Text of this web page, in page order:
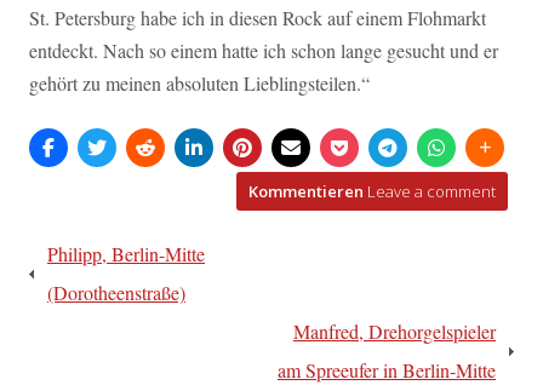
St. Petersburg habe ich in diesen Rock auf einem Flohmarkt
entdeckt. Nach so einem hatte ich schon lange gesucht und er
gehört zu meinen absoluten Lieblingsteilen.“
Kommentieren Leave a comment
Beitragsnavigation
Philipp, Berlin-Mitte
(Dorotheenstraße)
Manfred, Drehorgelspieler
am Spreeufer in Berlin-Mitte